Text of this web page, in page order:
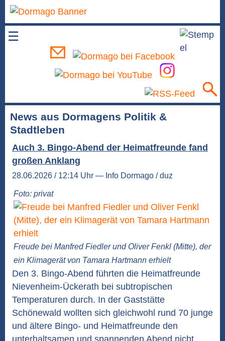
☰
News aus Dormagens Politik &
Stadtleben
Auch 3. Bingo-Abend der Heimatfreunde fand
großen Anklang
28.06.2026 / 12:14 Uhr — Info Dormago / duz
Foto: privat
Freude bei Manfred Fiedler und Oliver Fenkl (Mitte), der
ein Klimagerät von Tamara Hartmann erhielt
Den 3. Bingo-Abend führten die Heimatfreunde
Nievenheim-Ückerath bei subtropischen
Temperaturen durch. In der Gaststätte
Schönewald wollten sich gleichwohl rund 70 junge
und ältere Bingo- und Heimatfreunde den
unterhaltsamen und spannenden Abend nicht